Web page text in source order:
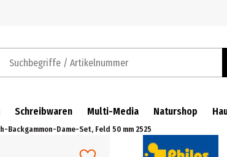
Suchbegriffe / Artikelnummer
Schreibwaren Multi-Media Naturshop
Backgammon-Dame-Set, Feld 50 mm 2525